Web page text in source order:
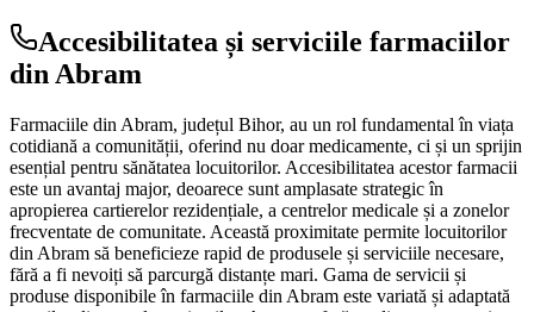
Accesibilitatea și serviciile farmaciilor
din Abram
Farmaciile din Abram, județul Bihor, au un rol fundamental în viața
cotidiană a comunității, oferind nu doar medicamente, ci și un sprijin
esențial pentru sănătatea locuitorilor. Accesibilitatea acestor farmacii
este un avantaj major, deoarece sunt amplasate strategic în
apropierea cartierelor rezidențiale, a centrelor medicale și a zonelor
frecventate de comunitate. Această proximitate permite locuitorilor
din Abram să beneficieze rapid de produsele și serviciile necesare,
fără a fi nevoiți să parcurgă distanțe mari. Gama de servicii și
produse disponibile în farmaciile din Abram este variată și adaptată